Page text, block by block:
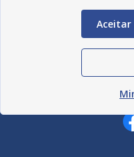
Aceitar